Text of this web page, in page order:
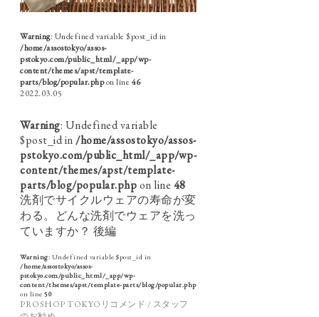
Warning: Undefined variable $post_id in
/home/assostokyo/assos-
pstokyo.com/public_html/_app/wp-
content/themes/apst/template-
parts/blog/popular.phpon line 46
2022.03.05
Warning: Undefined variable
$post_id in/home/assostokyo/assos-
pstokyo.com/public_html/_app/wp-
content/themes/apst/template-
parts/blog/popular.phpon line 48
洗剤でサイクルウェアの寿命が変
わる。どんな洗剤でウェアを洗っ
ていますか？ 後編
Warning: Undefined variable $post_id in
/home/assostokyo/assos-
pstokyo.com/public_html/_app/wp-
content/themes/apst/template-parts/blog/popular.php
on line 50
PROSHOP TOKYOリコメンド / スタッフ